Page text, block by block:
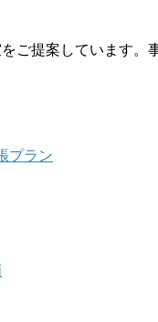
提案しています。
プラン